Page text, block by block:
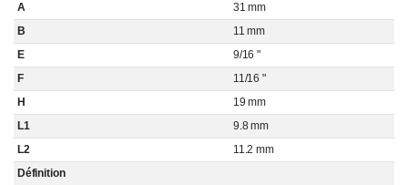
A
31 mm
B
11 mm
E
9/16 "
F
11/16 "
H
19 mm
L1
9.8 mm
L2
11.2 mm
Définition